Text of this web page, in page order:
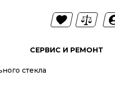
СЕРВИС И РЕМОНТ
стекла